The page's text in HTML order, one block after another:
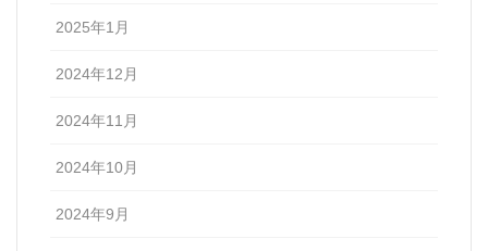
2025年1月
2024年12月
2024年11月
2024年10月
2024年9月